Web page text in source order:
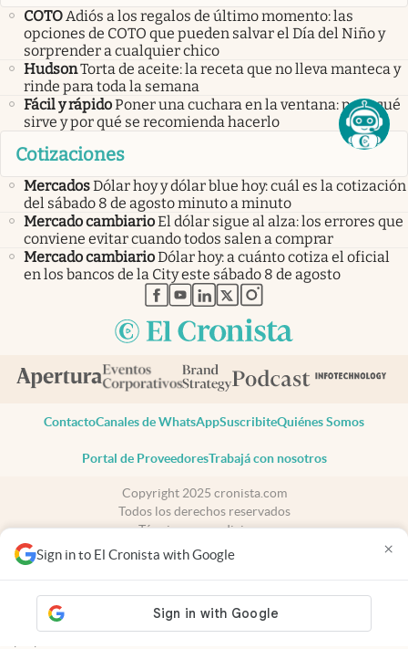
Sign in to El Cronista with Google ×
COTOAdiós a los regalos de último momento: las
opciones de COTO que pueden salvar el Día del Niño y
sorprender a cualquier chico
HudsonTorta de aceite: la receta que no lleva manteca y
rinde para toda la semana
Fácil y rápidoPoner una cuchara en la ventana: para qué
sirve y por qué se recomienda hacerlo
Cotizaciones
MercadosDólar hoy y dólar blue hoy: cuál es la cotización
del sábado 8 de agosto minuto a minuto
Mercado cambiarioEl dólar sigue al alza: los errores que
conviene evitar cuando todos salen a comprar
Mercado cambiarioDólar hoy: a cuánto cotiza el oficial
en los bancos de la City este sábado 8 de agosto
abre en nueva pestaña
abre en nueva pestaña
abre en nueva pestaña
abre en nueva pestaña
abre en nueva pestaña
ContactoCanales de WhatsAppSuscribiteQuiénes Somos
Portal de ProveedoresTrabajá con nosotros
Copyright 2025 cronista.com
Todos los derechos reservados
Términos y condiciones
Privacidad
Consentimiento
cronista.com
es propiedad de El Cronista Comercial S.A Registro de